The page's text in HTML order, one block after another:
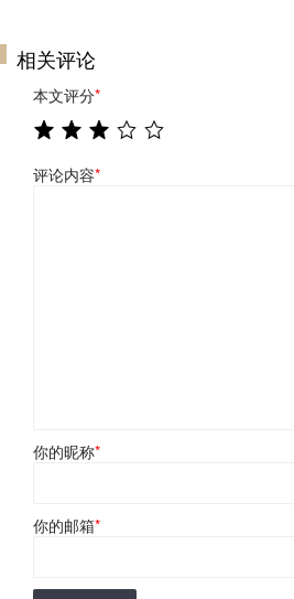
相关评论
本文评分*
评论内容*
你的昵称*
你的邮箱*